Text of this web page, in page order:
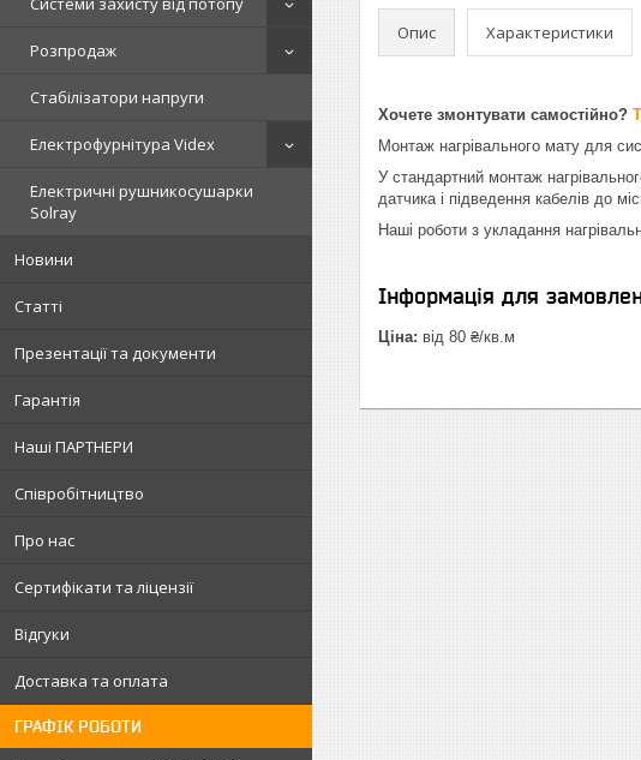
Розпродаж
Стабілізатори напруги
Електрофурнітура Videx
Електричні рушникосушарки
Solray
Новини
Статті
Презентації та документи
Гарантія
Наші ПАРТНЕРИ
Співробітництво
Про нас
Сертифікати та ліцензії
Відгуки
Доставка та оплата
ГРАФІК РОБОТИ
Опис Характеристики
Хочете змонтувати самостійно?
Монтаж нагрівального мату для
У стандартний монтаж
датчика і підведення кабелів до
Наші роботи з укладання
Інформація для
Ціна: від 80 ₴/кв.м